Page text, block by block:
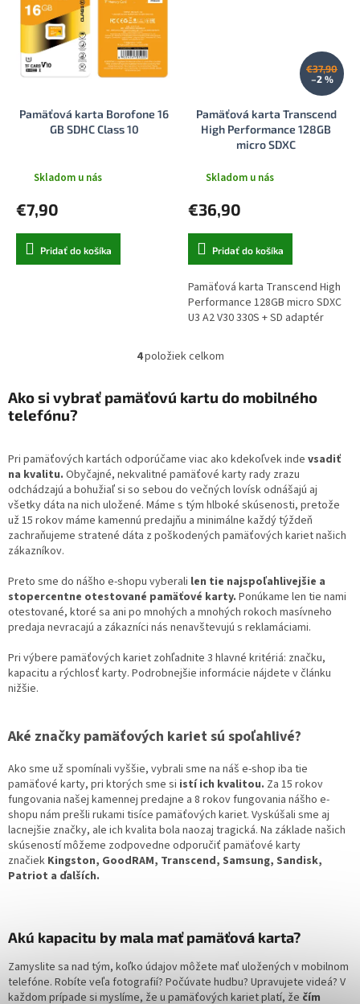
Pamäťová karta Borofone 16
GB SDHC Class 10
Skladom u nás
€7,90
Pridať do košíka
€37,90
–2 %
Pamäťová karta Transcend
High Performance 128GB
micro SDXC
Skladom u nás
€36,90
Pridať do košíka
Pamäťová karta Transcend High
Performance 128GB micro SDXC
U3 A2 V30 330S + SD adaptér
O
l
á
c
i
e
p
r
v
v
ý
p
i
u
4položiek celkom
Ako si vybrať pamäťovú kartu do mobilného
telefónu?
Pri pamäťových kartách odporúčame viac ako kdekoľvek inde vsadiť
na kvalitu. Obyčajné, nekvalitné pamäťové karty rady zrazu
odchádzajú a bohužiaľ si so sebou do večných lovísk odnášajú aj
všetky dáta na nich uložené. Máme s tým hlboké skúsenosti, pretože
už 15 rokov máme kamennú predajňu a minimálne každý týždeň
zachraňujeme stratené dáta z poškodených pamäťových kariet našich
zákazníkov.
Preto sme do nášho e-shopu vyberali len tie najspoľahlivejšie a
stopercentne otestované pamäťové karty. Ponúkame len tie nami
otestované, ktoré sa ani po mnohých a mnohých rokoch masívneho
predaja nevracajú a zákazníci nás nenavštevujú s reklamáciami.
Pri výbere pamäťových kariet zohľadnite 3 hlavné kritériá: značku,
kapacitu a rýchlosť karty. Podrobnejšie informácie nájdete v článku
nižšie.
Aké značky pamäťových kariet sú spoľahlivé?
Ako sme už spomínali vyššie, vybrali sme na náš e-shop iba tie
pamäťové karty, pri ktorých sme si istí ich kvalitou. Za 15 rokov
fungovania našej kamennej predajne a 8 rokov fungovania nášho e-
shopu nám prešli rukami tisíce pamäťových kariet. Vyskúšali sme aj
lacnejšie značky, ale ich kvalita bola naozaj tragická. Na základe našich
skúseností môžeme zodpovedne odporučiť pamäťové karty
značiek Kingston, GoodRAM, Transcend, Samsung, Sandisk,
Patriot a ďalších.
Akú kapacitu by mala mať pamäťová karta?
Zamyslite sa nad tým, koľko údajov môžete mať uložených v mobilnom
telefóne. Robíte veľa fotografií? Počúvate hudbu? Upravujete videá? V
každom prípade si myslíme, že u pamäťových kariet platí, že čím